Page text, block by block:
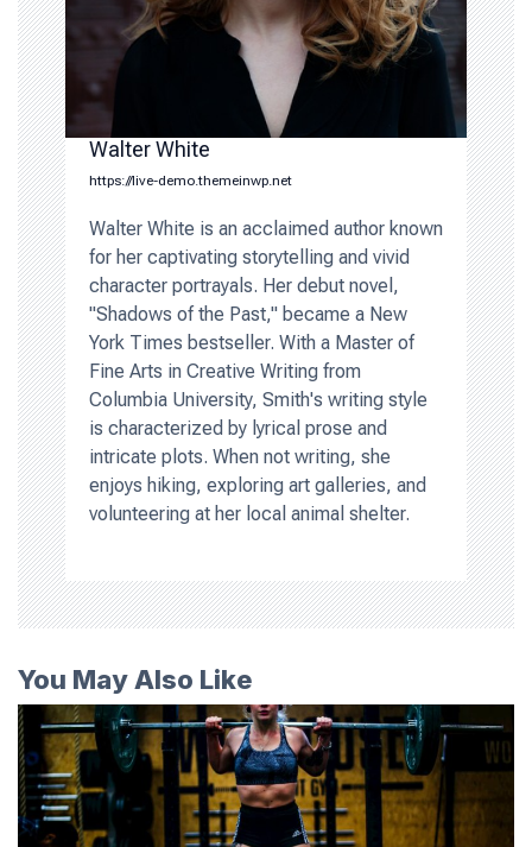
Walter White
https://live-demo.themeinwp.net
Walter White is an acclaimed author known
for her captivating storytelling and vivid
character portrayals. Her debut novel,
"Shadows of the Past," became a New
York Times bestseller. With a Master of
Fine Arts in Creative Writing from
Columbia University, Smith's writing style
is characterized by lyrical prose and
intricate plots. When not writing, she
enjoys hiking, exploring art galleries, and
volunteering at her local animal shelter.
You May Also Like